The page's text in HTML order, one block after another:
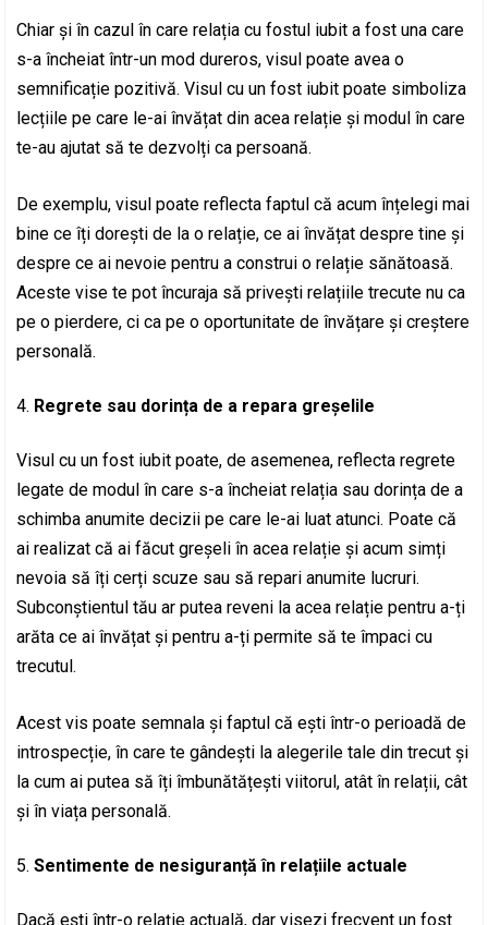
Chiar și în cazul în care relația cu fostul iubit a fost una care
s-a încheiat într-un mod dureros, visul poate avea o
semnificație pozitivă. Visul cu un fost iubit poate simboliza
lecțiile pe care le-ai învățat din acea relație și modul în care
te-au ajutat să te dezvolți ca persoană.
De exemplu, visul poate reflecta faptul că acum înțelegi mai
bine ce îți dorești de la o relație, ce ai învățat despre tine și
despre ce ai nevoie pentru a construi o relație sănătoasă.
Aceste vise te pot încuraja să privești relațiile trecute nu ca
pe o pierdere, ci ca pe o oportunitate de învățare și creștere
personală.
Regrete sau dorința de a repara greșelile
Visul cu un fost iubit poate, de asemenea, reflecta regrete
legate de modul în care s-a încheiat relația sau dorința de a
schimba anumite decizii pe care le-ai luat atunci. Poate că
ai realizat că ai făcut greșeli în acea relație și acum simți
nevoia să îți cerți scuze sau să repari anumite lucruri.
Subconștientul tău ar putea reveni la acea relație pentru a-ți
arăta ce ai învățat și pentru a-ți permite să te împaci cu
trecutul.
Acest vis poate semnala și faptul că ești într-o perioadă de
introspecție, în care te gândești la alegerile tale din trecut și
la cum ai putea să îți îmbunătățești viitorul, atât în relații, cât
și în viața personală.
Sentimente de nesiguranță în relațiile actuale
Dacă ești într-o relație actuală, dar visezi frecvent un fost